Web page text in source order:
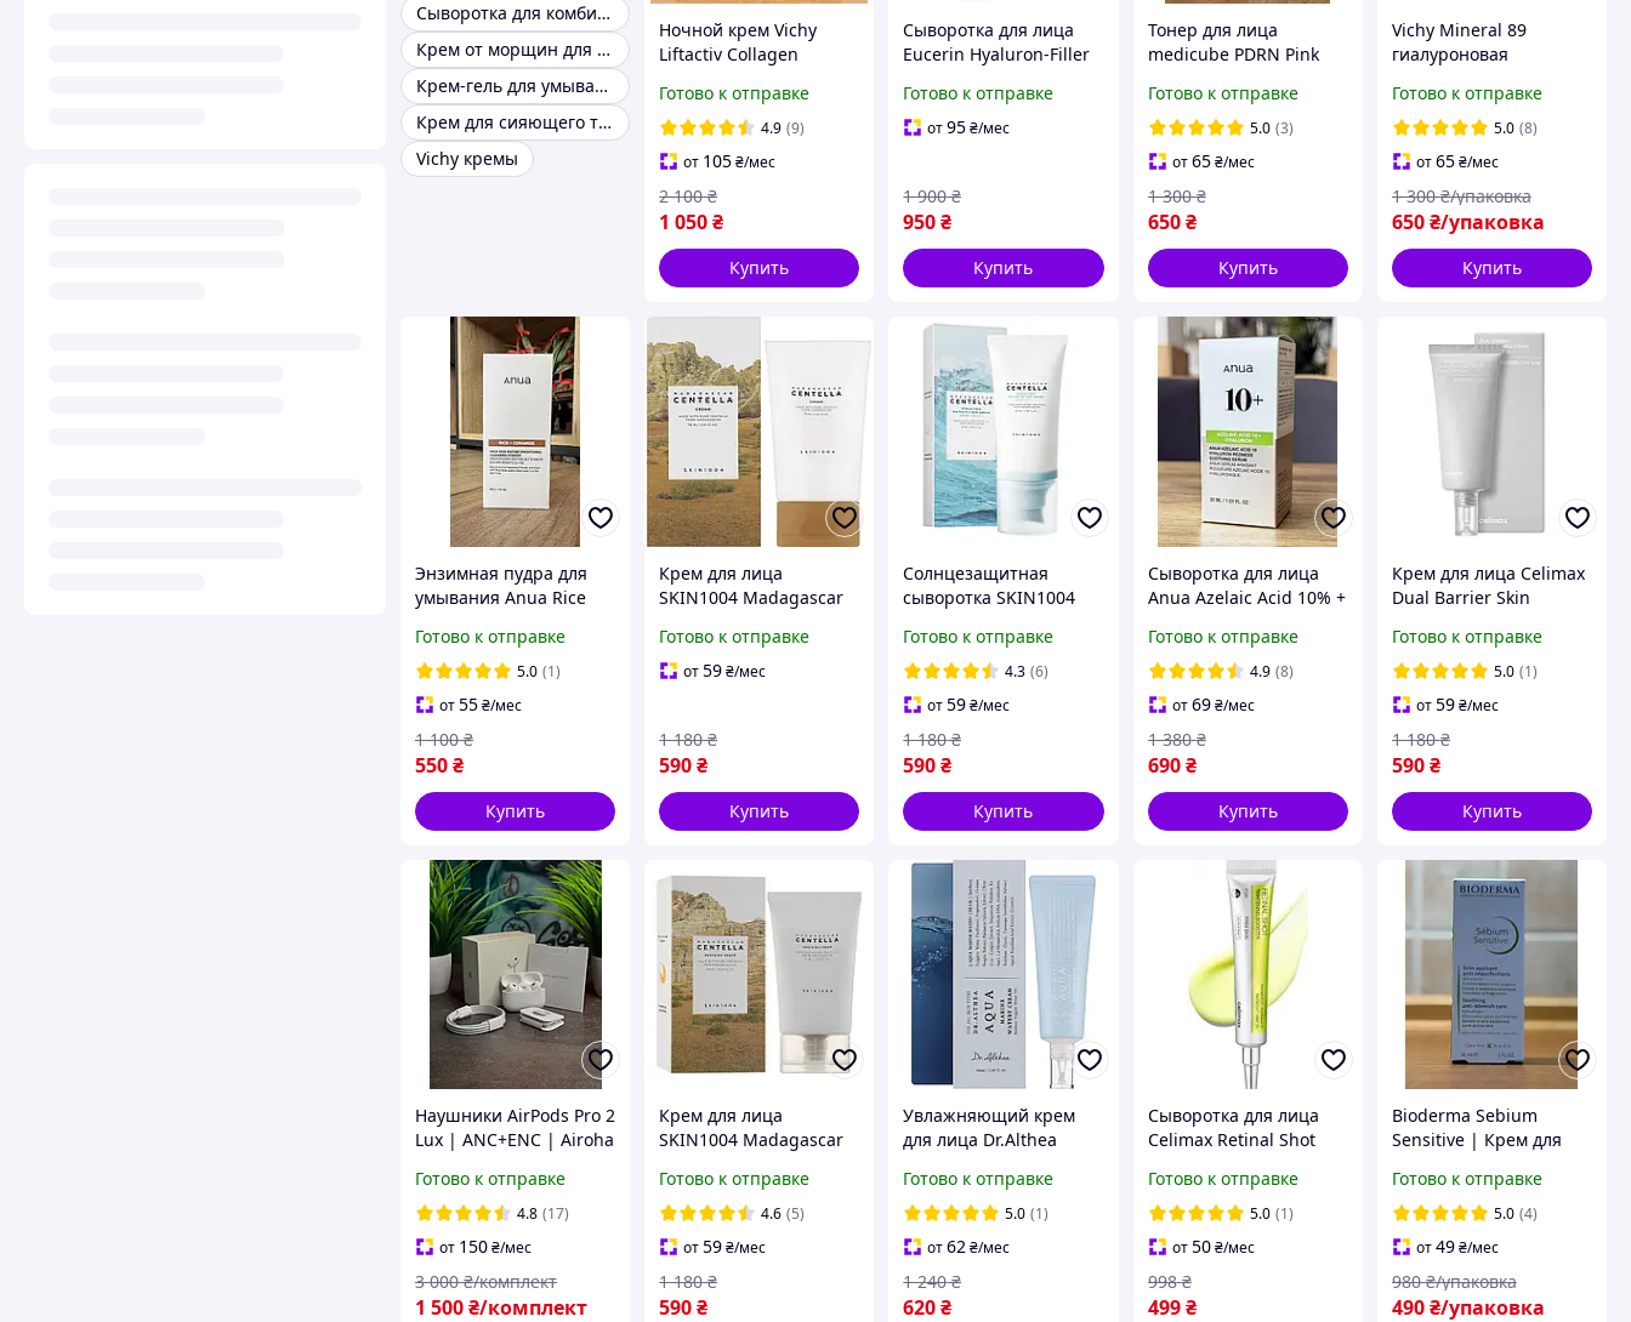
Сыворотка для комбинированной кожи
Крем от морщин для увядающей кожи
Крем-гель для умывания для чуствительной кожи
Крем для сияющего тона кожи
Vichy кремы
Ночной крем Vichy
Liftactiv Collagen
антивозрастной уход с
эффектом лифтинга и
коррекции морщин, 50
мл
Готово к отправке
4.9 (9)
от 105₴/мес
1 050₴
2 100 ₴
Купить
Сыворотка для лица
Eucerin Hyaluron-Filler
антивозрастная с
гиалуроновой кислотой
Готово к отправке
от95₴/мес
950₴
1 900 ₴
Купить
Тонер для лица
medicube PDRN Pink
Toner 150 мл с PDRN,
ниацинамидом и
керамидами
Готово к отправке
5.0 (3)
от65 ₴/мес
650 ₴
1 300 ₴
Купить
Vichy Mineral 89
гиалуроновая
ежедневный бустер
для увлажнения,
упругости и защиты
кожи
Готово к отправке
5.0 (8)
от65₴/мес
650₴/упаковка
1 300 ₴/упаковка
Купить
Энзимная пудра для
умывания Anua Rice
Cleansing Powder 40 г с
рисом и церамидами
Готово к отправке
5.0 (1)
от55₴/мес
550₴
1 100 ₴
Купить
Крем для лица
SKIN1004 Madagascar
центеллой для
успокоения и
Готово к отправке
от59₴/мес
590₴
1 180 ₴
Купить
Солнцезащитная
сыворотка SKIN1004
Hyalu-Cica Water-Fit
Sun Serum SPF50+
PA++++ 50 мл
(Корея/Corea)
Готово к отправке
4.3 (6)
от59₴/мес
590₴
1 180 ₴
Купить
Сыворотка для лица
Anua Azelaic Acid 10% +
от покраснения, акне и
для увлажнения
Готово к отправке
4.9 (8)
от69 ₴/мес
690 ₴
1 380 ₴
Купить
Крем для лица Celimax
Dual Barrier Skin
для сухой и
чувствительной кожи
восстанавливающий
(grey/white)
Готово к отправке
5.0 (1)
от59₴/мес
590₴
1 180 ₴
Купить
Наушники AirPods Pro 2
Lux | ANC+ENC | Airoha
Гарантия (White/Белые)
Готово к отправке
4.8 (17)
от 150₴/мес
1 500₴/комплект
3 000 ₴/комплект
Крем для лица
SKIN1004 Madagascar
Cream 75 мл
успокаивающий с
центеллой для
чувствительной кожи
Готово к отправке
4.6 (5)
от59₴/мес
590₴
1 180 ₴
Увлажняющий крем
для лица Dr.Althea
Cream 50 мл с морской
водой и бамбуком
Готово к отправке
5.0 (1)
от62₴/мес
620₴
1 240 ₴
Сыворотка для лица
Celimax Retinal Shot
мл с ретиналом 0.1%
антивозрастная
Готово к отправке
5.0 (1)
от50 ₴/мес
499 ₴
998 ₴
Bioderma Sebium
Sensitive | Крем для
чувствительной кожи с
акне | Против
покраснений и
высыпаний | 30 мл
Готово к отправке
5.0 (4)
от49₴/мес
490₴/упаковка
980 ₴/упаковка